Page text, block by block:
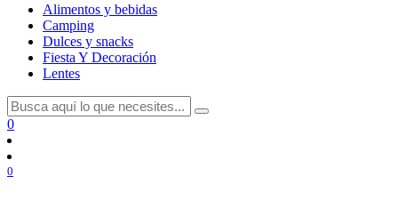
Alimentos y bebidas
Camping
Dulces y snacks
Fiesta Y Decoración
Lentes
0
0